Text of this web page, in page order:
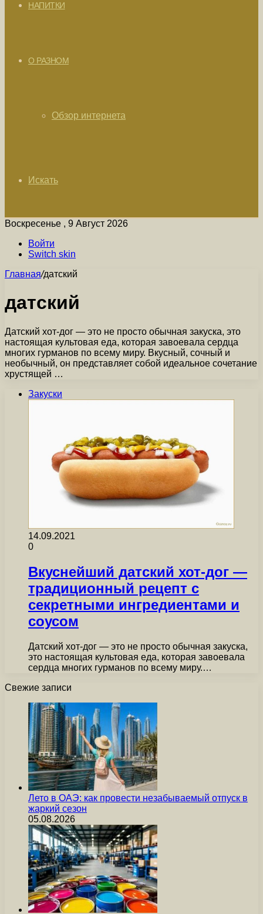
НАПИТКИ
О РАЗНОМ
Обзор интернета
Искать
Воскресенье , 9 Август 2026
Войти
Switch skin
Главная/датский
датский
Датский хот-дог — это не просто обычная закуска, это
настоящая культовая еда, которая завоевала сердца
многих гурманов по всему миру. Вкусный, сочный и
необычный, он представляет собой идеальное сочетание
хрустящей …
Закуски
14.09.2021
0
Вкуснейший датский хот-дог —
традиционный рецепт с
секретными ингредиентами и
соусом
Датский хот-дог — это не просто обычная закуска,
это настоящая культовая еда, которая завоевала
сердца многих гурманов по всему миру.…
Свежие записи
Лето в ОАЭ: как провести незабываемый отпуск в
жаркий сезон
05.08.2026